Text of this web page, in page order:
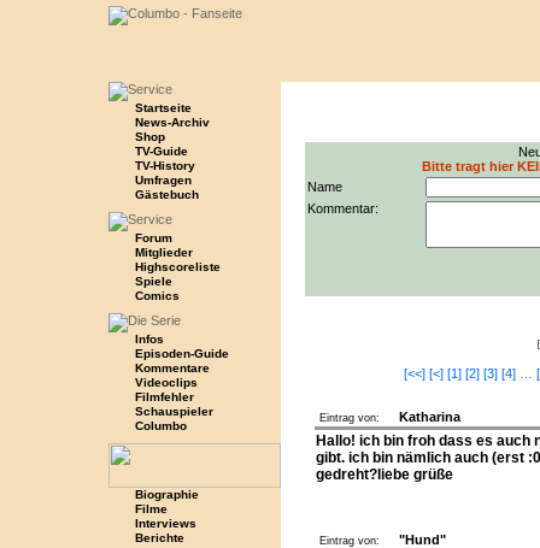
Startseite
News-Archiv
Shop
TV-Guide
TV-History
Umfragen
Gästebuch
Forum
Mitglieder
Highscoreliste
Spiele
Comics
Infos
Episoden-Guide
Kommentare
Videoclips
Filmfehler
Schauspieler
Columbo
Biographie
Filme
Interviews
Berichte
Bitte tragt hier
Name
Kommentar:
[<<] [<] [1] [2] [3] [4]
Eintrag von: Katharina
Hallo! ich bin froh dass es auch
gibt. ich bin nämlich auch (erst
gedreht?liebe grüße
Eintrag von: "Hund"